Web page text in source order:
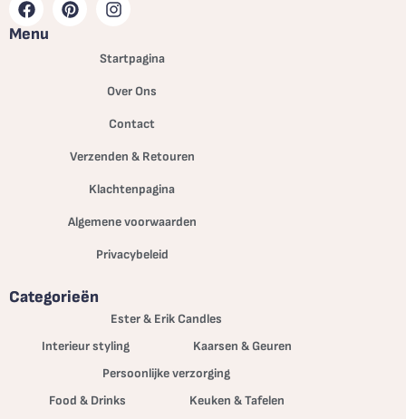
Menu
Startpagina
Over Ons
Contact
Verzenden & Retouren
Klachtenpagina
Algemene voorwaarden
Privacybeleid
Categorieën
Ester & Erik Candles
Interieur styling
Kaarsen & Geuren
Persoonlijke verzorging
Food & Drinks
Keuken & Tafelen